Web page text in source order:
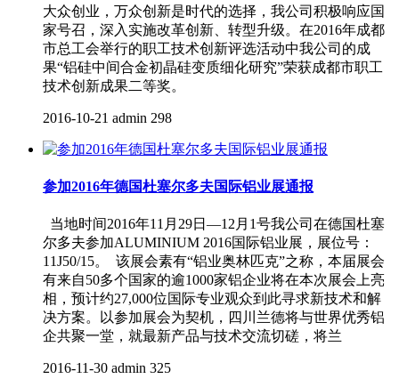
大众创业，万众创新是时代的选择，我公司积极响应国
家号召，深入实施改革创新、转型升级。在2016年成都
市总工会举行的职工技术创新评选活动中我公司的成
果“铝硅中间合金初晶硅变质细化研究”荣获成都市职工
技术创新成果二等奖。
2016-10-21 admin 298
参加2016年德国杜塞尔多夫国际铝业展通报
当地时间2016年11月29日—12月1号我公司在德国杜塞
尔多夫参加ALUMINIUM 2016国际铝业展，展位号：
11J50/15。 该展会素有“铝业奥林匹克”之称，本届展会
有来自50多个国家的逾1000家铝企业将在本次展会上亮
相，预计约27,000位国际专业观众到此寻求新技术和解
决方案。以参加展会为契机，四川兰德将与世界优秀铝
企共聚一堂，就最新产品与技术交流切磋，将兰
2016-11-30 admin 325